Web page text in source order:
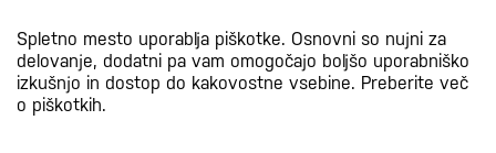
Spletno mesto uporablja piškotke. Osnovni so nujni za
delovanje, dodatni pa vam omogočajo boljšo uporabniško
izkušnjo in dostop do kakovostne vsebine. Preberite več
o piškotkih.